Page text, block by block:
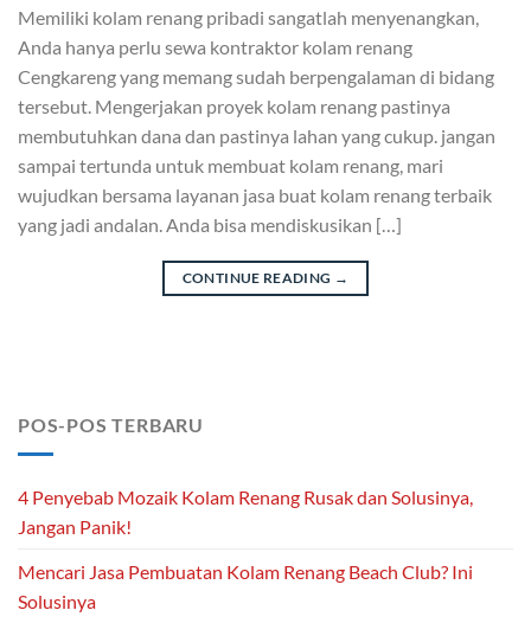
Memiliki kolam renang pribadi sangatlah menyenangkan,
Anda hanya perlu sewa kontraktor kolam renang
Cengkareng yang memang sudah berpengalaman di bidang
tersebut. Mengerjakan proyek kolam renang pastinya
membutuhkan dana dan pastinya lahan yang cukup. jangan
sampai tertunda untuk membuat kolam renang, mari
wujudkan bersama layanan jasa buat kolam renang terbaik
yang jadi andalan. Anda bisa mendiskusikan […]
CONTINUE READING →
POS-POS TERBARU
4 Penyebab Mozaik Kolam Renang Rusak dan Solusinya,
Jangan Panik!
Mencari Jasa Pembuatan Kolam Renang Beach Club? Ini
Solusinya